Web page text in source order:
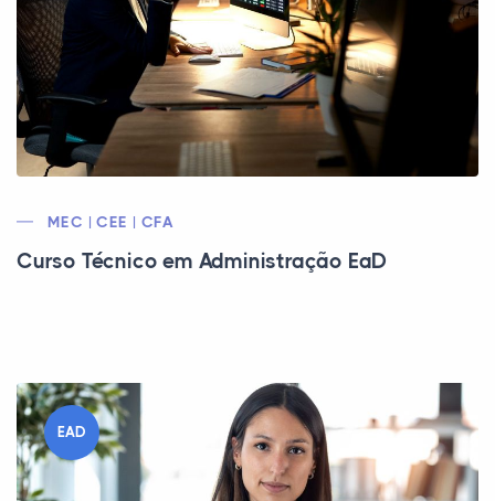
MEC | CEE | CFA
Curso Técnico em Administração EaD
EAD